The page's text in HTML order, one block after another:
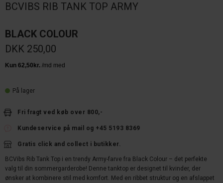
BCVIBS RIB TANK TOP ARMY
BLACK COLOUR
DKK 250,00
På lager
Fri fragt ved køb over 800,-
Kundeservice på mail og +45 5193 8369
Gratis click and collect i butikker.
BCVibs Rib Tank Top i en trendy Army-farve fra Black Colour – det perfekte
valg til din sommergarderobe! Denne tanktop er designet til kvinder, der
ønsker at kombinere stil med komfort. Med en ribbet struktur og en afslappet